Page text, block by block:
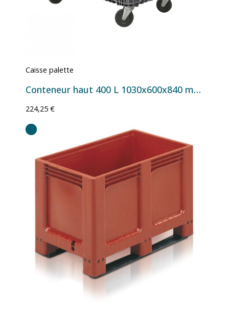
Caisse palette
Conteneur haut 400 L 1030x600x840 mm - Version 4 roulettes Ø 125 mm
224,25 €